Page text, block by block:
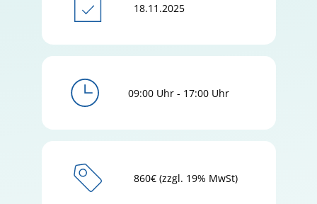
18.11.2025
09:00 Uhr - 17:00 Uhr
860€ (zzgl. 19% MwSt)